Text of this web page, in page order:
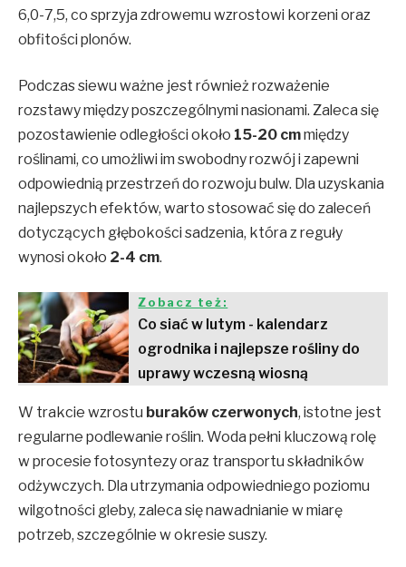
6,0-7,5, co sprzyja zdrowemu wzrostowi korzeni oraz
obfitości plonów.
Podczas siewu ważne jest również rozważenie
rozstawy między poszczególnymi nasionami. Zaleca się
pozostawienie odległości około 15-20 cmmiędzy
roślinami, co umożliwi im swobodny rozwój i zapewni
odpowiednią przestrzeń do rozwoju bulw. Dla uzyskania
najlepszych efektów, warto stosować się do zaleceń
dotyczących głębokości sadzenia, która z reguły
wynosi około 2-4 cm.
Zobacz też:
Co siać w lutym - kalendarz
ogrodnika i najlepsze rośliny do
uprawy wczesną wiosną
W trakcie wzrostu buraków czerwonych, istotne jest
regularne podlewanie roślin. Woda pełni kluczową rolę
w procesie fotosyntezy oraz transportu składników
odżywczych. Dla utrzymania odpowiedniego poziomu
wilgotności gleby, zaleca się nawadnianie w miarę
potrzeb, szczególnie w okresie suszy.